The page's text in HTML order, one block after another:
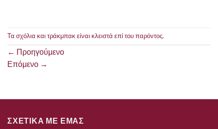
Τα σχόλια και τράκμπακ είναι κλειστά επί του παρόντος.
← Προηγούμενο
Επόμενο →
ΣΧΕΤΙΚΑ ΜΕ ΕΜΑΣ